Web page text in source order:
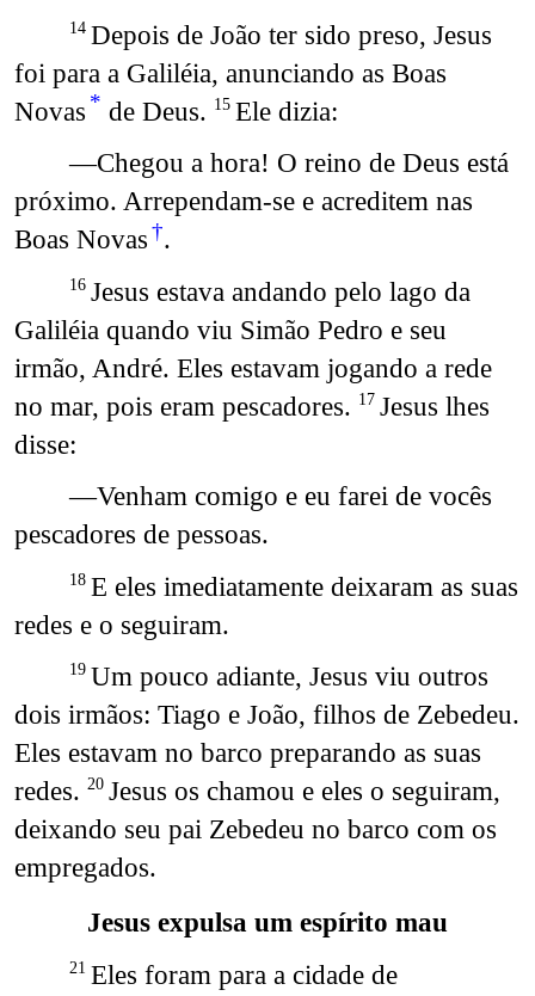
14 Depois de João ter sido preso, Jesus
foi para a Galiléia, anunciando as Boas
Novas * de Deus. 15 Ele dizia:
—Chegou a hora! O reino de Deus está
próximo. Arrependam-se e acreditem nas
Boas Novas†.
16 Jesus estava andando pelo lago da
Galiléia quando viu Simão Pedro e seu
irmão, André. Eles estavam jogando a rede
no mar, pois eram pescadores. 17 Jesus lhes
disse:
—Venham comigo e eu farei de vocês
pescadores de pessoas.
18 E eles imediatamente deixaram as suas
redes e o seguiram.
19 Um pouco adiante, Jesus viu outros
dois irmãos: Tiago e João, filhos de Zebedeu.
Eles estavam no barco preparando as suas
redes. 20 Jesus os chamou e eles o seguiram,
deixando seu pai Zebedeu no barco com os
empregados.
Jesus expulsa um espírito mau
21 Eles foram para a cidade de